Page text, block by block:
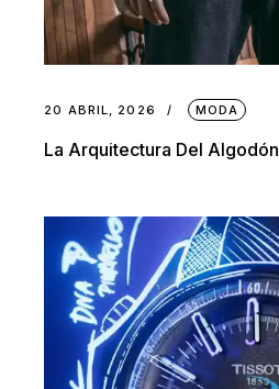
20 ABRIL, 2026 MODA
La Arquitectura Del Algodón